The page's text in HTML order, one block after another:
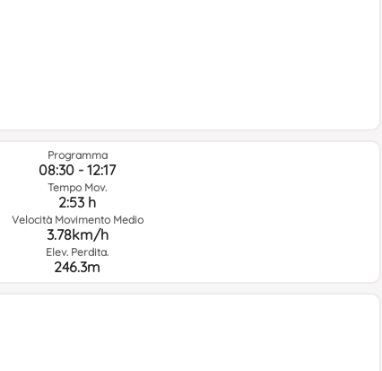
Programma
08:30 - 12:17
Tempo Mov.
2:53 h
Velocità Movimento Medio
3.78km/h
Elev. Perdita.
246.3m